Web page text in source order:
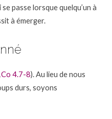
passe lorsque quelqu’un à
à émerger.
4.7-8). Au lieu de nous
durs, soyons